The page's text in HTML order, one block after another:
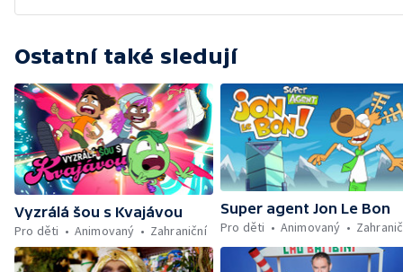
Ostatní také sledují
Vyzrálá šou s Kvajávou
Pro děti
Animovaný Zahraniční
Super agent Jon Le Bon
Pro děti
Animovaný